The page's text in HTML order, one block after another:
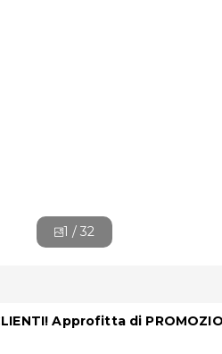
1 /32
Approfitta di